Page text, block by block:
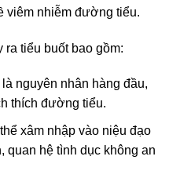
viêm nhiễm đường tiểu.
tiểu buốt bao gồm:
nguyên nhân hàng đầu,
thích đường tiểu.
xâm nhập vào niệu đạo
quan hệ tình dục không an